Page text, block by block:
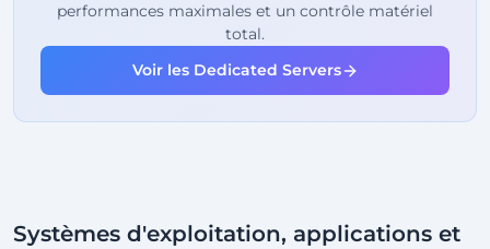
24/7Support expert
performances maximales et un contrôle matériel
total.
Voir les Dedicated Servers
Systèmes d'exploitation, applications et